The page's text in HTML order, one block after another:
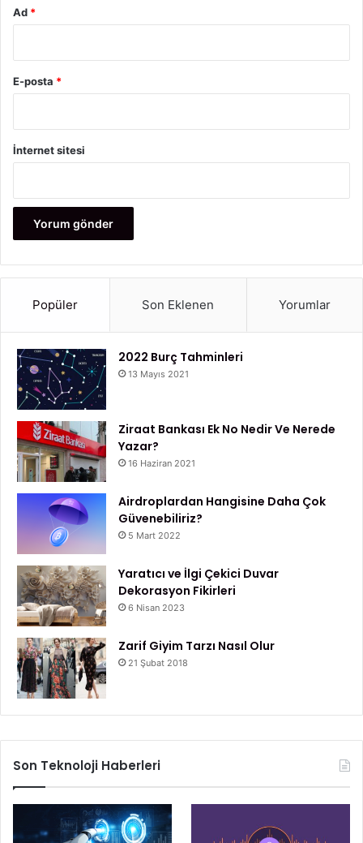
Ad *
E-posta *
İnternet sitesi
Popüler Son Eklenen Yorumlar
2022 Burç Tahminleri
13 Mayıs 2021
Ziraat Bankası Ek No Nedir Ve Nerede
Yazar?
16 Haziran 2021
Airdroplardan Hangisine Daha Çok
Güvenebiliriz?
5 Mart 2022
Yaratıcı ve İlgi Çekici Duvar
Dekorasyon Fikirleri
6 Nisan 2023
Zarif Giyim Tarzı Nasıl Olur
21 Şubat 2018
Son Teknoloji Haberleri